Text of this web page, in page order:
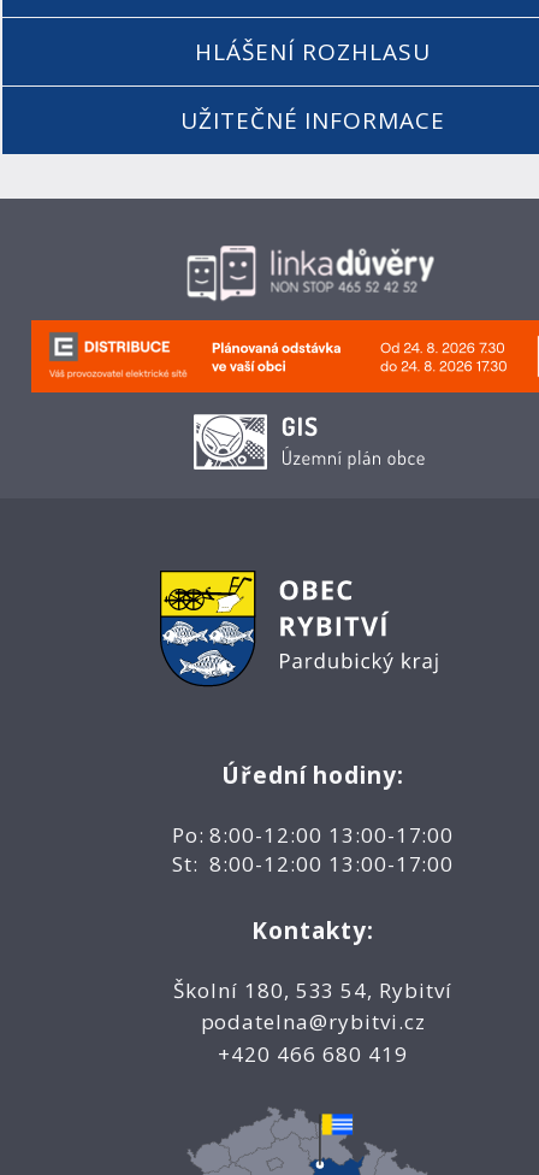
HLÁŠENÍ ROZHLASU
UŽITEČNÉ INFORMACE
Úřední hodiny:
Po: 8:00-12:00 13:00-17:00
St: 8:00-12:00 13:00-17:00
Kontakty:
Školní 180, 533 54, Rybitví
podatelna@rybitvi.cz
+420 466 680 419